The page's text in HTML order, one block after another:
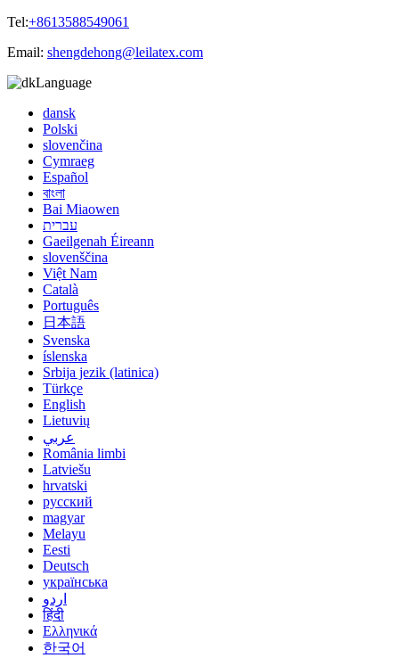
Tel:+8613588549061
Email: shengdehong@leilatex.com
Language
dansk
Polski
slovenčina
Cymraeg
Español
বাংলা
Bai Miaowen
עברית
Gaeilgenah Éireann
slovenščina
Việt Nam
Català
Português
日本語
Svenska
íslenska
Srbija jezik (latinica)
Türkçe
English
Lietuvių
عربي
România limbi
Latviešu
hrvatski
русский
magyar
Melayu
Eesti
Deutsch
українська
اردو
हिंदी
Ελληνικά
한국어